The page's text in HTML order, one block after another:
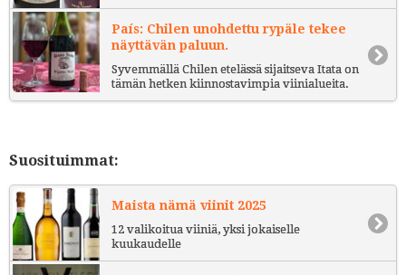
País: Chilen unohdettu rypäle tekee
näyttävän paluun.
Syvemmällä Chilen etelässä sijaitseva Itata on
tämän hetken kiinnostavimpia viinialueita.
Suosituimmat:
Maista nämä viinit 2025
12 valikoitua viiniä, yksi jokaiselle
kuukaudelle